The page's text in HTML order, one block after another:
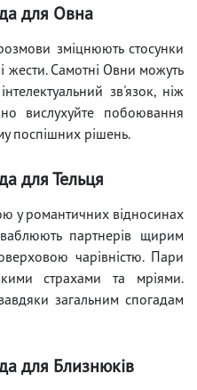
для Овна
зміцнюють стосунки
жести. Самотні Овни можуть
зв'язок, ніж
вислухуйте побоювання
поспішних рішень.
для Тельця
у романтичних відносинах
партнерів щирим
чарівністю. Пари
страхами та мріями.
загальним спогадам
для Близнюків